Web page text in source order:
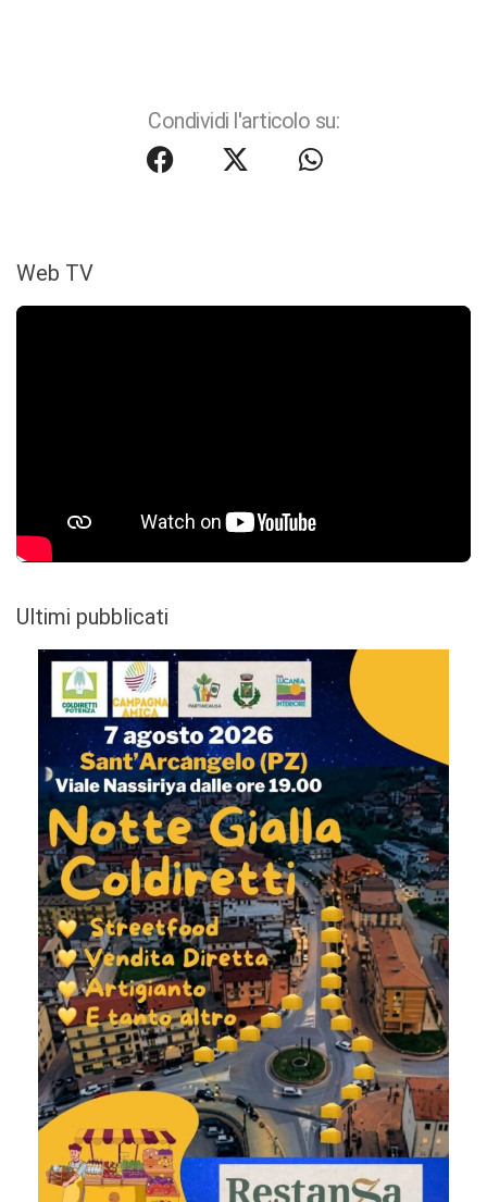
Condividi l'articolo su:
Web TV
Ultimi pubblicati